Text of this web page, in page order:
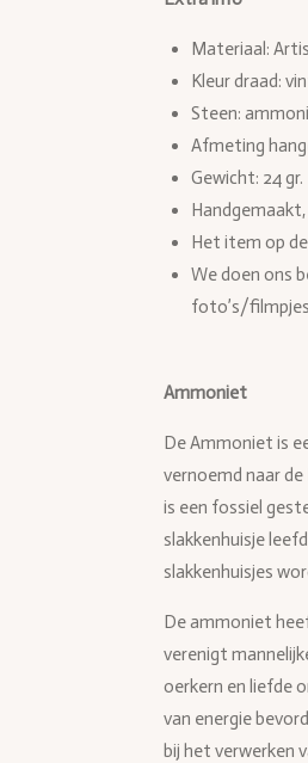
Materiaal:
Kleur draad:
Steen:
Afmeting
Gewicht: 24 gr.
Het item op
We doen ons
foto’s/
Ammoniet
De Ammoniet is
vernoemd naar
is een fossiel
slakkenhuisje
slakkenhuisjes
De ammoniet
verenigt
oerkern en liefde
van energie
bij het verwerken